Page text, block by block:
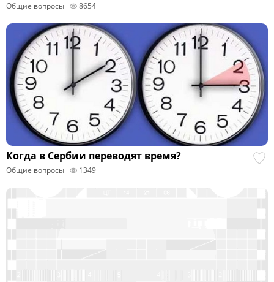
Общие вопросы 8654
Когда в Сербии переводят время?
Общие вопросы 1349